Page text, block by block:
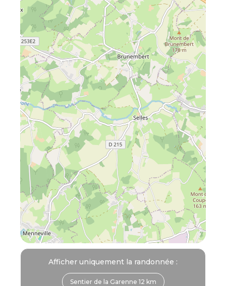
Afficher uniquement la randonnée :
Sentier de la Garenne 12 km